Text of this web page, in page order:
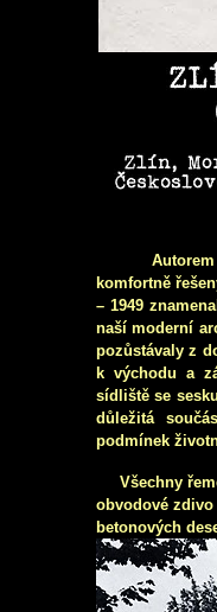
komfortně
– 1949
naší moderní
pozůstávaly z
k východu a
sídliště se
důležitá
podmínek
Všechny
obvodové
betonových